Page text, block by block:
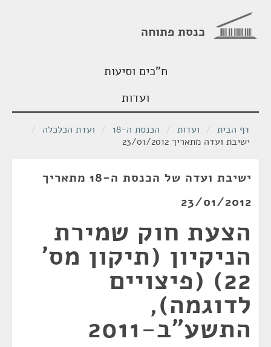
כנסת פתוחה
ח"כים וסיעות
ועדות
דף הבית / ועדות / הכנסת ה-18 / ועדת הכלכלה /
ישיבת ועדה מתאריך 23/01/2012
ישיבת ועדה של הכנסת ה-18 מתאריך
23/01/2012
הצעת חוק שמירת
הניקיון (תיקון מס'
22) (פיצויים
לדוגמה),
התשע"ב-2011